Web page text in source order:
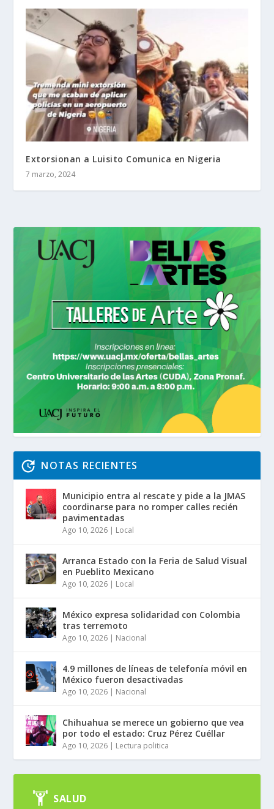
Extorsionan a Luisito Comunica en Nigeria
7 marzo, 2024
NOTAS RECIENTES
Municipio entra al rescate y pide a la JMAS
coordinarse para no romper calles recién
pavimentadas
Ago 10, 2026 | Local
Arranca Estado con la Feria de Salud Visual
en Pueblito Mexicano
Ago 10, 2026 | Local
México expresa solidaridad con Colombia
tras terremoto
Ago 10, 2026 | Nacional
4.9 millones de líneas de telefonía móvil en
México fueron desactivadas
Ago 10, 2026 | Nacional
Chihuahua se merece un gobierno que vea
por todo el estado: Cruz Pérez Cuéllar
Ago 10, 2026 | Lectura politica
SALUD